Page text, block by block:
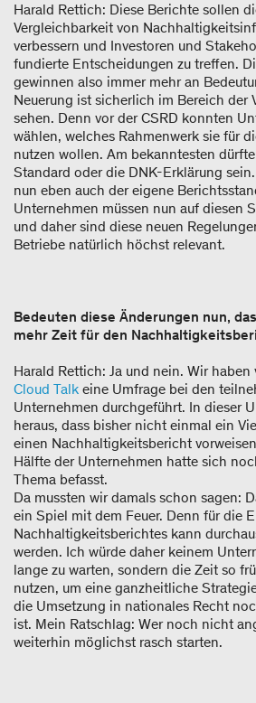
Harald Rettich: Diese Berichte sollen
Vergleichbarkeit von
verbessern und Investoren und
fundierte Entscheidungen zu treffen.
gewinnen also immer mehr an
Neuerung ist sicherlich im Bereich der
sehen. Denn vor der CSRD konnten
wählen, welches Rahmenwerk sie für
nutzen wollen. Am bekanntesten
Standard oder die DNK-Erklärung
nun eben auch der eigene
Unternehmen müssen nun auf diesen
und daher sind diese neuen
Betriebe natürlich höchst relevant.
Bedeuten diese Änderungen nun,
mehr Zeit für den
Harald Rettich: Ja und nein. Wir haben
Cloud Talk eine Umfrage bei den
Unternehmen durchgeführt. In dieser
heraus, dass bisher nicht einmal ein
einen Nachhaltigkeitsbericht
Hälfte der Unternehmen hatte sich
Thema befasst.
Da mussten wir damals schon sagen:
ein Spiel mit dem Feuer. Denn für die
Nachhaltigkeitsberichtes kann
werden. Ich würde daher keinem
lange zu warten, sondern die Zeit so
nutzen, um eine ganzheitliche
die Umsetzung in nationales Recht
ist. Mein Ratschlag: Wer noch nicht
weiterhin möglichst rasch starten.